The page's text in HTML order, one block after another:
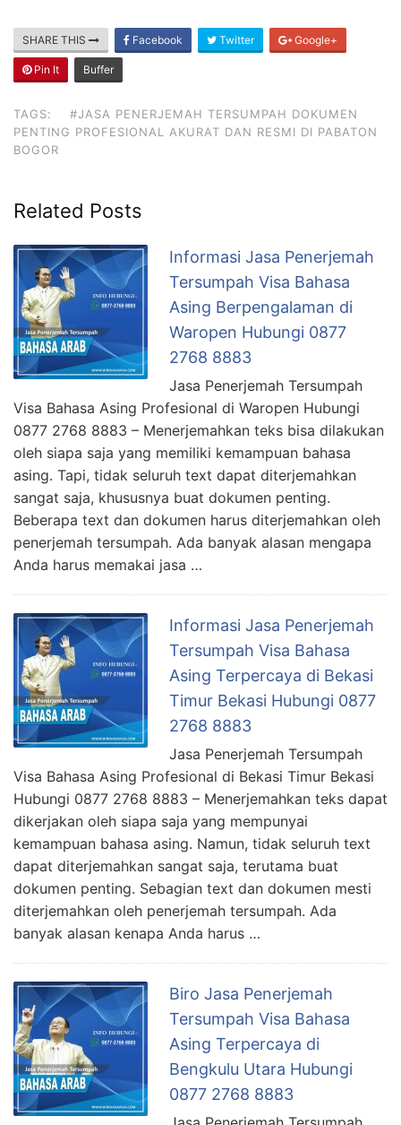
SHARE THIS Facebook Twitter Google+
Pin It Buffer
TAGS:
#JASA PENERJEMAH TERSUMPAH DOKUMEN
PENTING PROFESIONAL AKURAT DAN RESMI DI PABATON
BOGOR
Related Posts
Informasi Jasa Penerjemah
Tersumpah Visa Bahasa
Asing Berpengalaman di
Waropen Hubungi 0877
2768 8883
Jasa Penerjemah Tersumpah
Visa Bahasa Asing Profesional di Waropen Hubungi
0877 2768 8883 – Menerjemahkan teks bisa dilakukan
oleh siapa saja yang memiliki kemampuan bahasa
asing. Tapi, tidak seluruh text dapat diterjemahkan
sangat saja, khususnya buat dokumen penting.
Beberapa text dan dokumen harus diterjemahkan oleh
penerjemah tersumpah. Ada banyak alasan mengapa
Anda harus memakai jasa …
Informasi Jasa Penerjemah
Tersumpah Visa Bahasa
Asing Terpercaya di Bekasi
Timur Bekasi Hubungi 0877
2768 8883
Jasa Penerjemah Tersumpah
Visa Bahasa Asing Profesional di Bekasi Timur Bekasi
Hubungi 0877 2768 8883 – Menerjemahkan teks dapat
dikerjakan oleh siapa saja yang mempunyai
kemampuan bahasa asing. Namun, tidak seluruh text
dapat diterjemahkan sangat saja, terutama buat
dokumen penting. Sebagian text dan dokumen mesti
diterjemahkan oleh penerjemah tersumpah. Ada
banyak alasan kenapa Anda harus …
Biro Jasa Penerjemah
Tersumpah Visa Bahasa
Asing Terpercaya di
Bengkulu Utara Hubungi
0877 2768 8883